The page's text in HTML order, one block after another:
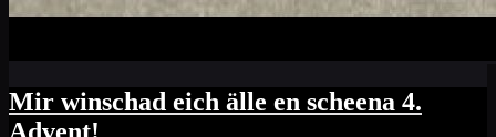
Mir winschad eich älle en scheena 4.